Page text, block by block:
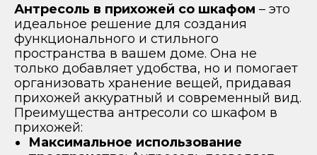
Антресоль в прихожей со шкафом – это
идеальное решение для создания
функционального и стильного
пространства в вашем доме. Она не
только добавляет удобства, но и помогает
организовать хранение вещей, придавая
прихожей аккуратный и современный вид.
Преимущества антресоли со шкафом в
прихожей:
Максимальное использование